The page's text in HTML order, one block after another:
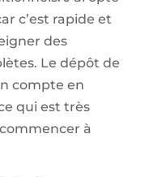
c’est rapide et
des
Le dépôt de
compte en
qui est très
à